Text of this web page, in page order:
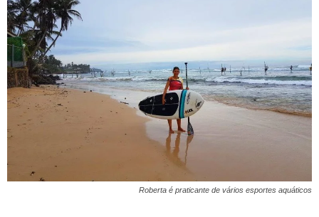
Roberta é praticante de vários esportes aquáticos